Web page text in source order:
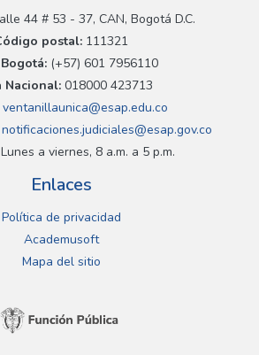
44 # 53 - 37, CAN, Bogotá D.C.
postal: 111321
(+57) 601 7956110
Nacional: 018000 423713
ventanillaunica@esap.edu.co
a viernes, 8 a.m. a 5 p.m.
Enlaces
Política de privacidad
Academusoft
Mapa del sitio